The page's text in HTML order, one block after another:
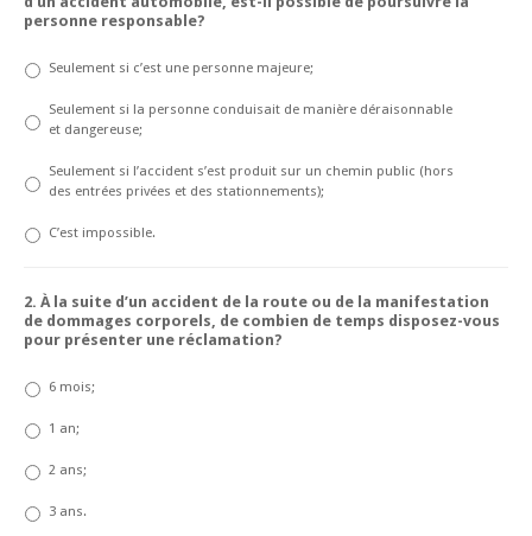
Tarifs
Équipe
Me Christian Tourigny
Bernier Fournier Avocats
personne responsable?
Seulement si c’est une personne majeure;
Seulement si la personne conduisait de manière déraisonnable
et dangereuse;
Seulement si l’accident s’est produit sur un chemin public (hors
des entrées privées et des stationnements);
C’est impossible.
2. À la suite d’un accident de la route ou de la manifestation
de dommages corporels, de combien de temps disposez-vous
pour présenter une réclamation?
6 mois;
1 an;
2 ans;
3 ans.